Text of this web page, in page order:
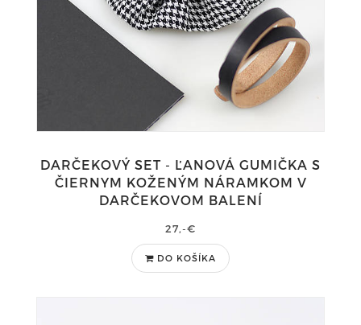
DARČEKOVÝ SET - ĽANOVÁ GUMIČKA S
ČIERNYM KOŽENÝM NÁRAMKOM V
DARČEKOVOM BALENÍ
27,-€
DO KOŠÍKA